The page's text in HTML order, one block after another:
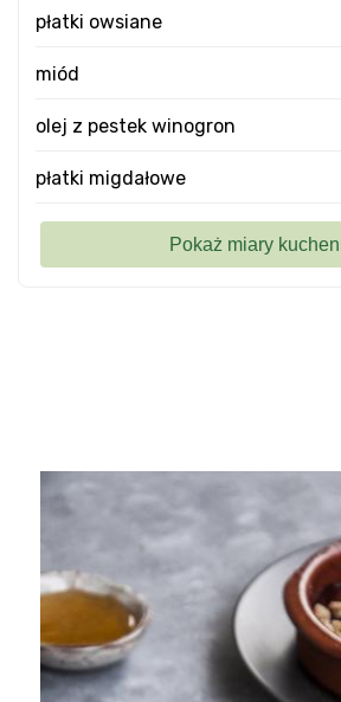
płatki owsiane
miód
olej z pestek winogron
płatki migdałowe